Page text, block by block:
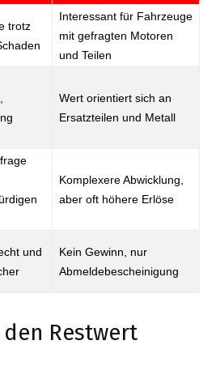
trotz
Interessant für Fahrzeuge
mit gefragten Motoren
und Teilen
Wert orientiert sich an
Ersatzteilen und Metall
Komplexere Abwicklung,
aber oft höhere Erlöse
und
Kein Gewinn, nur
Abmeldebescheinigung
Restwert